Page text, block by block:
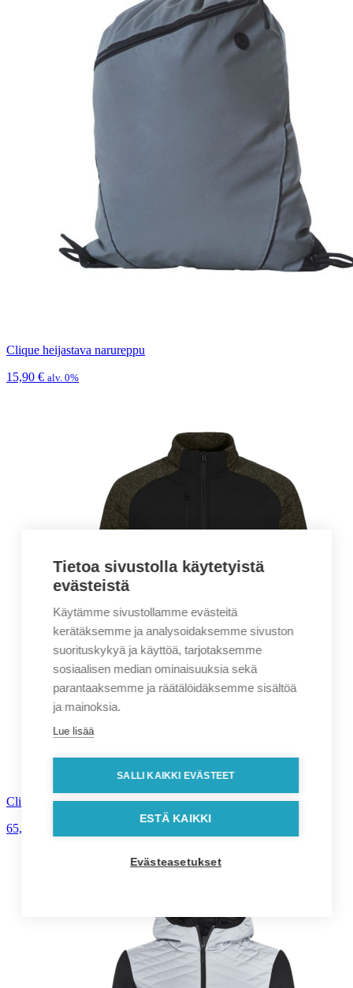
Clique heijastava narureppu
15,90 € alv. 0%
Clique Haines miesten fleecetakki
65,00
Tietoa sivustolla käytetyistä
evästeistä
Käytämme sivustollamme evästeitä
kerätäksemme ja analysoidaksemme sivuston
suorituskykyä ja käyttöä, tarjotaksemme
sosiaalisen median ominaisuuksia sekä
parantaaksemme ja räätälöidäksemme sisältöä
ja mainoksia.
Lue lisää
SALLI KAIKKI EVÄSTEET
ESTÄ KAIKKI
Evästeasetukset